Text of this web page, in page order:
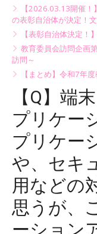
【2026.03.13開催
の表彰自治体が決定！
【表彰自治体決定！
教育委員会訪問企画
訪問～
【まとめ】令和7年
【Q】端
プリケー
プリケー
や、セキ
用などの
思うが、
ーション